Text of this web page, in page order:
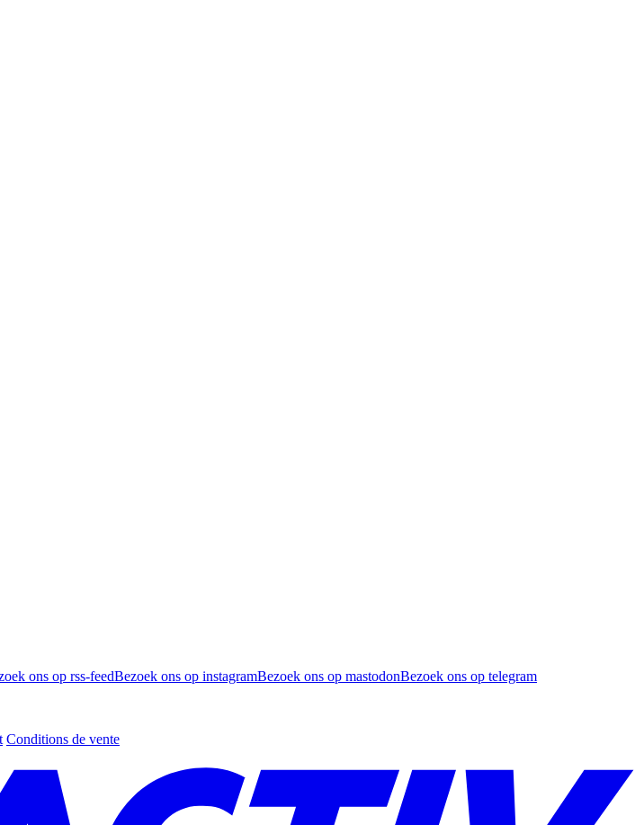
ons op rss-feedBezoek ons op instagramBezoek ons op mastodonBezoek ons op telegram
Conditions de vente